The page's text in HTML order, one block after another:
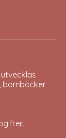
barnböcker
.